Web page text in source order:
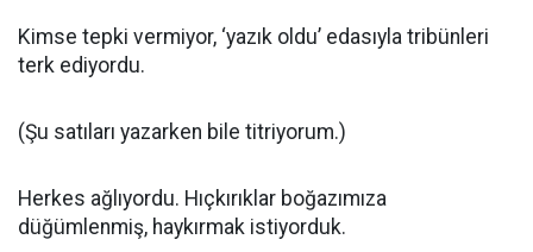
Kimse tepki vermiyor, ‘yazık oldu’ edasıyla tribünleri
terk ediyordu.
(Şu satıları yazarken bile titriyorum.)
Herkes ağlıyordu. Hıçkırıklar boğazımıza
düğümlenmiş, haykırmak istiyorduk.